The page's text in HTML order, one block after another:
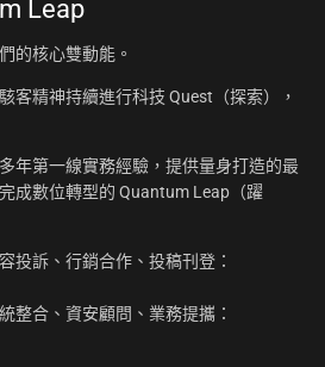
Leap
的核心雙動能。
客精神持續進行科技 Quest（探索），
年第一線實務經驗，提供量身打造的最
成數位轉型的 Quantum Leap（躍
投訴、行銷合作、投稿刊登：
整合、資安顧問、業務提攜：